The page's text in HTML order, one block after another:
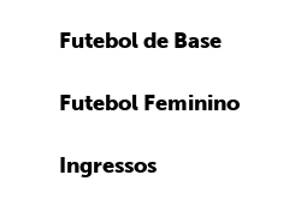
Futebol de Base
Futebol Feminino
Ingressos